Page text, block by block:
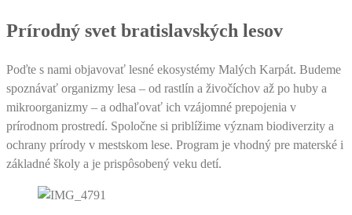
Prírodný svet bratislavských lesov
Poďte s nami objavovať lesné ekosystémy Malých Karpát. Budeme
spoznávať organizmy lesa – od rastlín a živočíchov až po huby a
mikroorganizmy – a odhaľovať ich vzájomné prepojenia v
prírodnom prostredí. Spoločne si priblížime význam biodiverzity a
ochrany prírody v mestskom lese. Program je vhodný pre materské i
základné školy a je prispôsobený veku detí.